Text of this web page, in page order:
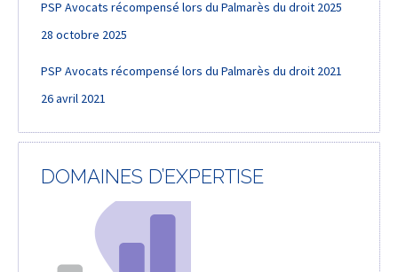
PSP Avocats récompensé lors du Palmarès du droit 2025
28 octobre 2025
PSP Avocats récompensé lors du Palmarès du droit 2021
26 avril 2021
DOMAINES D’EXPERTISE